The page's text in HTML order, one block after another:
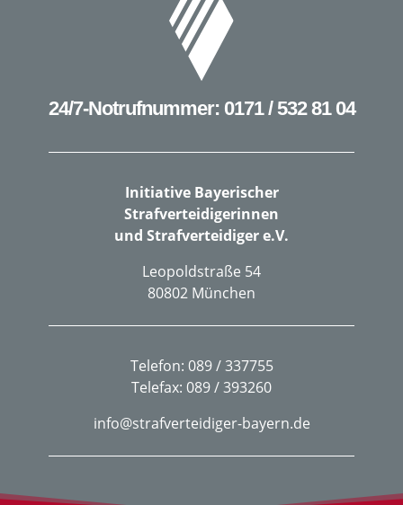
24/7-Notrufnummer: 0171 / 532 81 04
Initiative Bayerischer
Strafverteidigerinnen
und Strafverteidiger e.V.
Leopoldstraße 54
80802 München
Telefon: 089 / 337755
Telefax: 089 / 393260
info@strafverteidiger-bayern.de